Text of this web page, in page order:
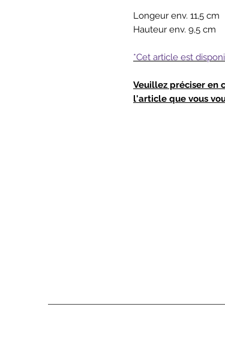
Longeur env. 11,5 cm
Hauteur env. 9,5 cm
*Cet article est
Veuillez préciser en
l'article que vous